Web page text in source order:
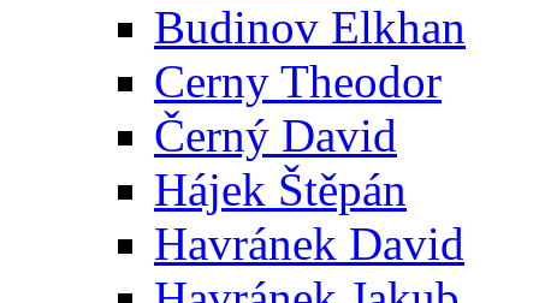
Budinov Elkhan
Cerny Theodor
Černý David
Hájek Štěpán
Havránek David